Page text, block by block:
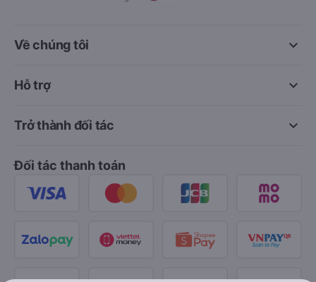
keyboard_arrow_down
Về chúng tôi
keyboard_arrow_down
Hỗ trợ
keyboard_arrow_down
Trở thành đối tác
Đối tác thanh toán